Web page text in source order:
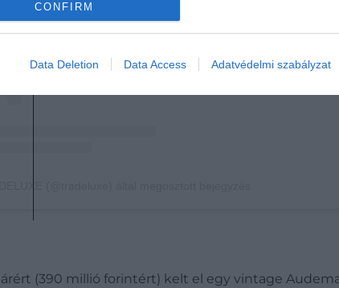
CONFIRM
Data Deletion Data Access Adatvédelmi szabályzat
(390 millió forintért) kelt el egy vintage